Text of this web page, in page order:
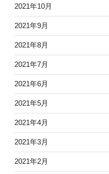
2021年10月
2021年9月
2021年8月
2021年7月
2021年6月
2021年5月
2021年4月
2021年3月
2021年2月